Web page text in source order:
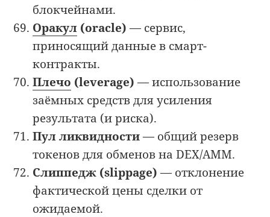
блокчейнами.
Оракул (oracle) — сервис,
приносящий данные в смарт-
контракты.
Плечо (leverage) — использование
заёмных средств для усиления
результата (и риска).
Пул ликвидности— общий резерв
токенов для обменов на DEX/AMM.
Слиппедж (slippage) — отклонение
фактической цены сделки от
ожидаемой.